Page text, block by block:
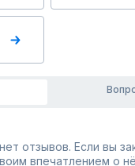
отзывов. Если вы
впечатлением о